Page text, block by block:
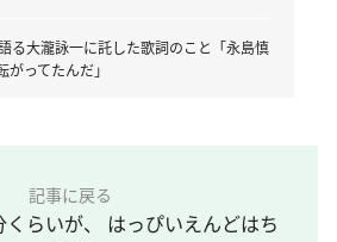
る大瀧詠一に託した歌詞のこと「永島慎
ってたんだ」
記事に戻る
くらいが、 はっぴいえんどはち